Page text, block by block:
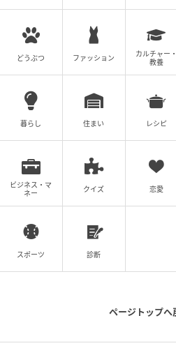
どうぶつ ファッション
カルチャー・
教養
暮らし 住まい レシピ
ビジネス・マ
ネー
クイズ 恋愛
スポーツ 診断
ページトップへ